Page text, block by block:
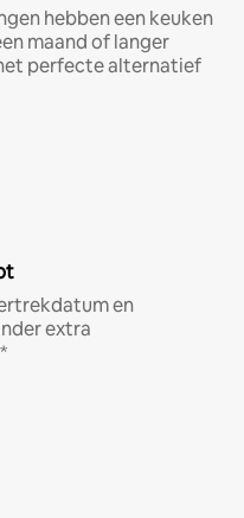
hebben een keuken
maand of langer
perfecte alternatief
en
extra